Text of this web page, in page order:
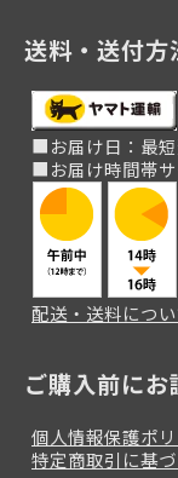
送料・送付方
■お届け日：最
■お届け時間帯サ
配送・送料につ
ご購入前にお
個人情報保護ポ
特定商取引に基